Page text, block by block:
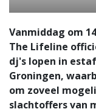
Vanmiddag om
The Lifeline
dj's lopen in
Groningen,
om zoveel
slachtoffers van